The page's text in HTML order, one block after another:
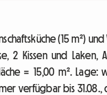
(15 m²)
2 Kissen und Laken,
= 15,00 m².
verfügbar bis 31.08.,